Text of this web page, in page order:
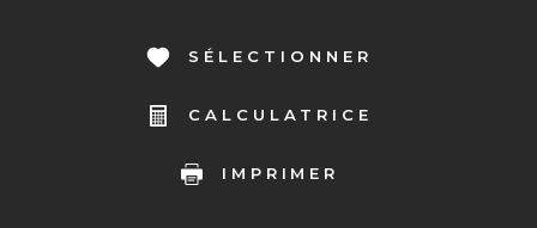
SÉLECTIONNER
CALCULATRICE
IMPRIMER